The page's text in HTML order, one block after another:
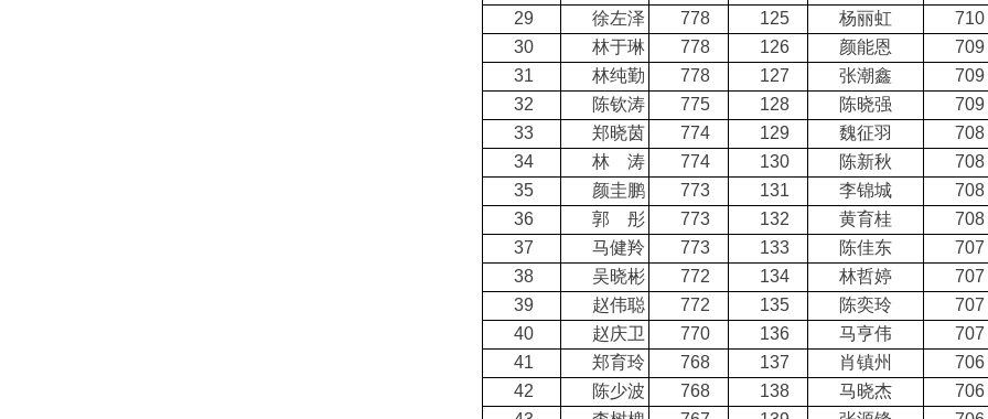
29
徐左泽 778 125 杨丽虹
710
30
林于琳 778 126 颜能恩
709
31
林纯勤 778 127 张潮鑫
709
32
陈钦涛 775 128 陈晓强
709
33
郑晓茵 774 129 魏征羽
708
34
林 涛 774 130 陈新秋
708
35
颜圭鹏 773 131 李锦城
708
36
郭 彤 773 132 黄育桂
708
37
马健羚 773 133 陈佳东
707
38
吴晓彬 772 134 林哲婷
707
39
赵伟聪 772 135 陈奕玲
707
40
赵庆卫 770 136 马亨伟
707
41
郑育玲 768 137 肖镇州
706
42
陈少波 768 138 马晓杰
706